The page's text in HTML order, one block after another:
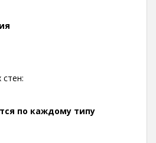
по каждому типу